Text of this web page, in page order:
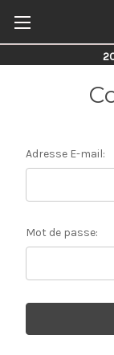
Adresse E-mail:
Mot de passe: